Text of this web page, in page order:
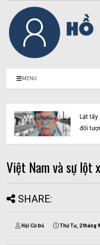
MENU
Lật tẩy
đối
Việt Nam và sự lột
SHARE:
Hội Cờ Đỏ Thứ Tư, 2 tháng